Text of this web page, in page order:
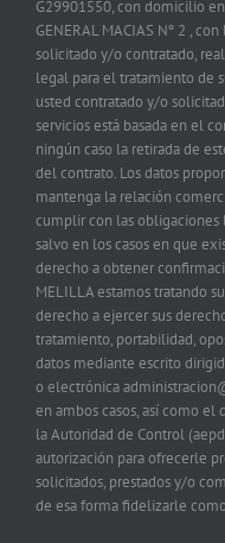
G29901550, con domicilio en
GENERAL MACIAS Nº 2 ,
solicitado y/o contratado,
legal para el tratamiento de
usted contratado y/o
servicios está basada en el
ningún caso la retirada de
del contrato. Los datos
mantenga la relación
cumplir con las obligaciones
salvo en los casos en que
derecho a obtener
MELILLA estamos tratando
derecho a ejercer sus
tratamiento, portabilidad,
datos mediante escrito
o electrónica
en ambos casos, así como
la Autoridad de Control
autorización para ofrecerle
solicitados, prestados y/o
de esa forma fidelizarle